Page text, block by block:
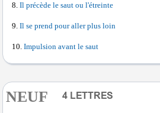
Il précède le saut ou l'étreinte
Il se prend pour aller plus loin
Impulsion avant le saut
NEUF